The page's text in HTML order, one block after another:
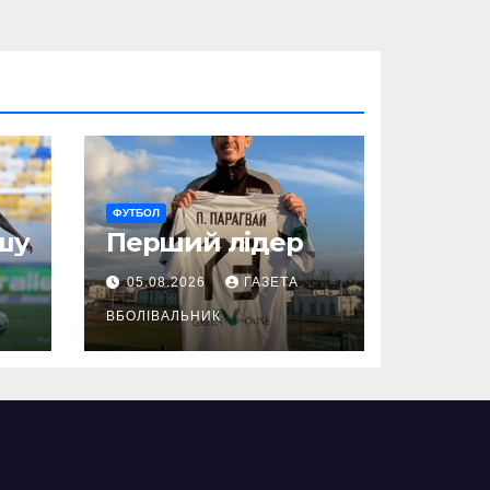
ФУТБОЛ
Перший лідер
05.08.2026 ГАЗЕТА
ВБОЛІВАЛЬНИК